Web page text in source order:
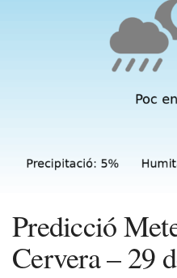
Predicció
Cervera – 29